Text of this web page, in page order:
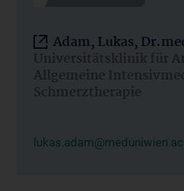
Adam, Lukas,
Universitätsklinik für
Allgemeine
Schmerztherapie